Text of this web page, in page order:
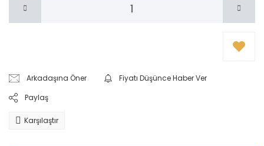
Arkadaşına Öner
Fiyatı Düşünce Haber Ver
Paylaş
Karşılaştır